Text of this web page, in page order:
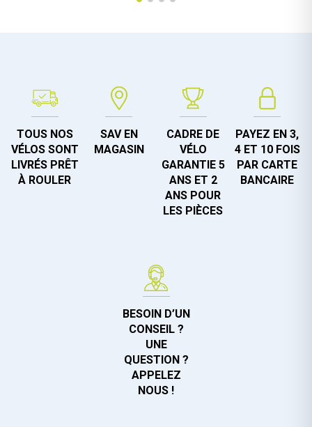
TOUS NOS
VÉLOS SONT
LIVRÉS PRÊT
À ROULER
SAV EN
MAGASIN
CADRE DE
VÉLO
GARANTIE 5
ANS ET 2
ANS POUR
LES PIÈCES
PAYEZ EN 3,
4 ET 10 FOIS
PAR CARTE
BANCAIRE
BESOIN D’UN
CONSEIL ?
UNE
QUESTION ?
APPELEZ
NOUS !